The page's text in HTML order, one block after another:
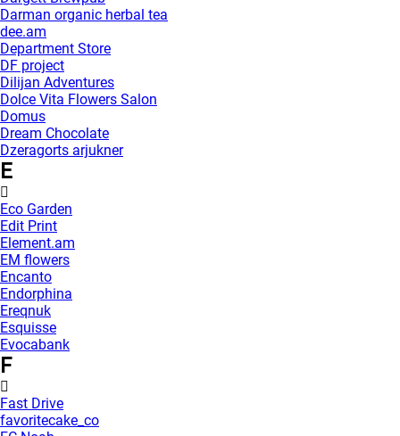
Darman organic herbal tea
dee.am
Department Store
DF project
Dilijan Adventures
Dolce Vita Flowers Salon
Domus
Dream Chocolate
Dzeragorts arjukner
E
Eco Garden
Edit Print
Element.am
EM flowers
Encanto
Endorphina
Ereqnuk
Esquisse
Evocabank
F
Fast Drive
favoritecake_co